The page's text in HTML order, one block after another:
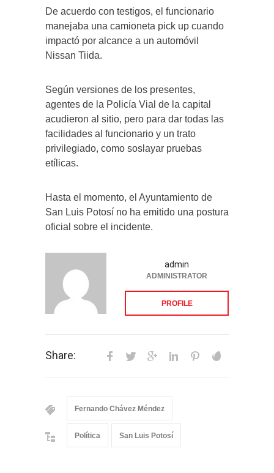
De acuerdo con testigos, el funcionario
manejaba una camioneta pick up cuando
impactó por alcance a un automóvil
Nissan Tiida.
Según versiones de los presentes,
agentes de la Policía Vial de la capital
acudieron al sitio, pero para dar todas las
facilidades al funcionario y un trato
privilegiado, como soslayar pruebas
etílicas.
Hasta el momento, el Ayuntamiento de
San Luis Potosí no ha emitido una postura
oficial sobre el incidente.
admin
ADMINISTRATOR
PROFILE
Share:
Fernando Chávez Méndez
Política San Luis Potosí